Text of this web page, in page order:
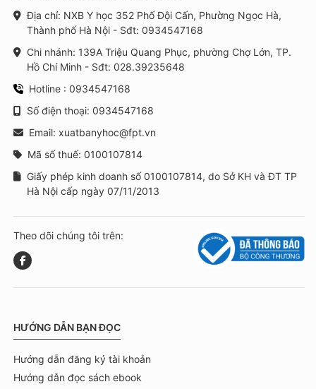
Địa chỉ: NXB Y học 352 Phố Đội Cấn, Phường Ngọc Hà,
Thành phố Hà Nội - Sđt: 0934547168
Chi nhánh: 139A Triệu Quang Phục, phường Chợ Lớn, TP.
Hồ Chí Minh - Sđt: 028.39235648
Hotline : 0934547168
Số điện thoại: 0934547168
Email: xuatbanyhoc@fpt.vn
Mã số thuế: 0100107814
Giấy phép kinh doanh số 0100107814, do Sở KH và ĐT TP
Hà Nội cấp ngày 07/11/2013
Theo dõi chúng tôi trên:
HƯỚNG DẪN BẠN ĐỌC
Hướng dẫn đăng ký tài khoản
Hướng dẫn đọc sách ebook